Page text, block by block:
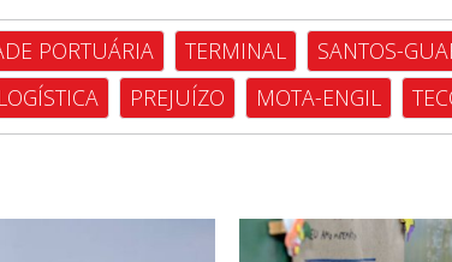
PORTUÁRIA TERMINAL SANTOS-
LOGÍSTICA PREJUÍZO MOTA-ENGIL